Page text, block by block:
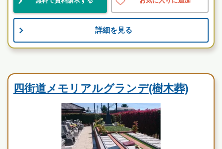
公営
お墓のことなら何でもご相談ください
現地を見学して実際の雰囲気をお確かめください
す
詳細を見る
四街道メモリアルグランデ(樹木葬)